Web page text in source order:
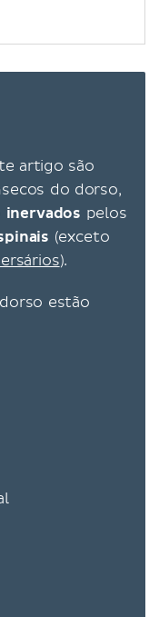
artigo são
do dorso,
inervados pelos
(exceto
).
estão